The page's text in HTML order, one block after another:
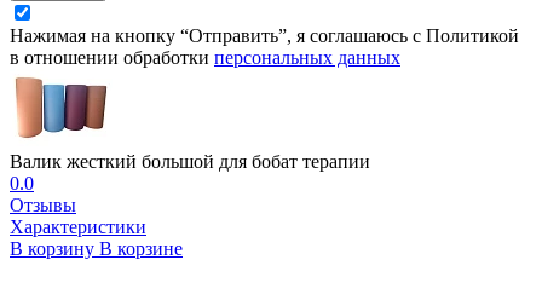
Нажимая на кнопку “Отправить”, я соглашаюсь с Политикой
в отношении обработки персональных данных
Валик жесткий большой для бобат терапии
0.0
Отзывы
Характеристики
В корзину В корзине